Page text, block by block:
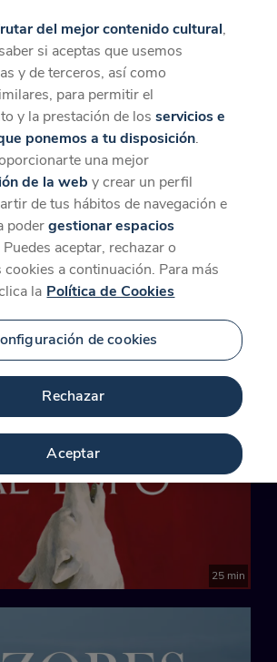
experiencia desde la App
Descargar
VERANO
81 min
25 min
del mejor contenido cultural,
si aceptas que usemos
y de terceros, así como
para permitir el
y la prestación de losservicios e
ponemos a tu disposición.
una mejor
de la web y crear un perfil
de tus hábitos de navegación e
podergestionar espacios
Puedes aceptar, rechazar o
a continuación. Para más
la Política de Cookies
de cookies
Rechazar
Aceptar